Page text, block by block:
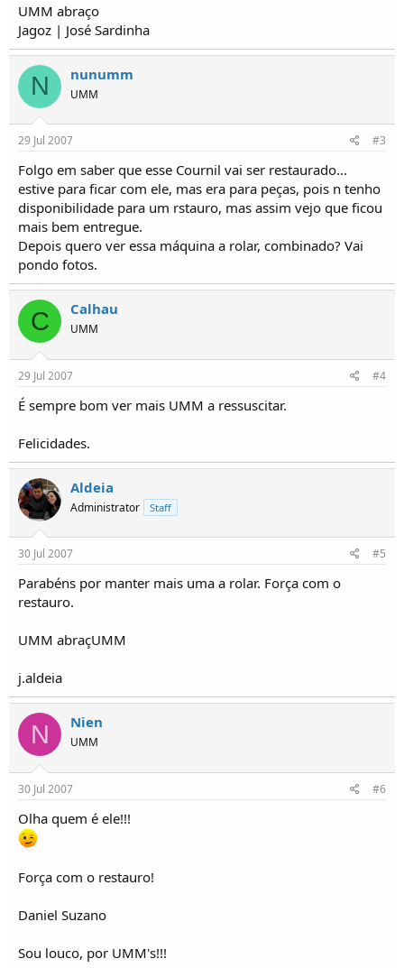
UMM abraço
Jagoz | José Sardinha
N nunumm
UMM
29 Jul 2007 #3
Folgo em saber que esse Cournil vai ser restaurado...
estive para ficar com ele, mas era para peças, pois n tenho
disponibilidade para um rstauro, mas assim vejo que ficou
mais bem entregue.
Depois quero ver essa máquina a rolar, combinado? Vai
pondo fotos.
C Calhau
UMM
29 Jul 2007 #4
É sempre bom ver mais UMM a ressuscitar.
Felicidades.
Aldeia
Administrator Staff
30 Jul 2007 #5
Parabéns por manter mais uma a rolar. Força com o
restauro.
UMM abraçUMM
j.aldeia
N Nien
UMM
30 Jul 2007 #6
Olha quem é ele!!!
Força com o restauro!
Daniel Suzano
Sou louco, por UMM's!!!